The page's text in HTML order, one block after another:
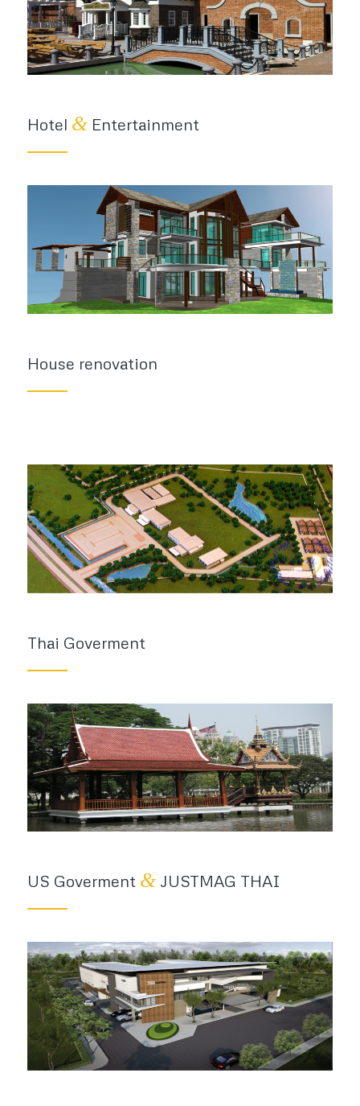
Hotel &Entertainment
House renovation
Thai Goverment
US Goverment &JUSTMAG THAI